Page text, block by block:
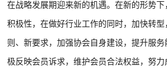
在战略发展期迎来新的机遇。在新的形势
积极性，在做好行业工作的同时，加快转
则、新要求，加强协会自身建设，提升服
极反映会员诉求，维护会员合法权益，努